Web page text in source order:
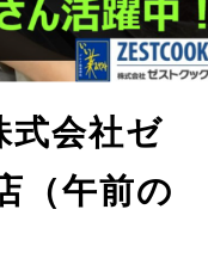
会社ゼ
（午前の